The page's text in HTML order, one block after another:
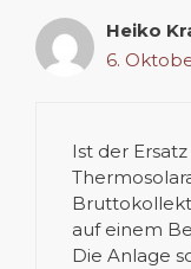
Heiko
6.
Ist der
auf einem
Die Anlage